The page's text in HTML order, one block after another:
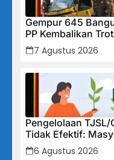
Gempur 645
PP Kembalikan
7 Agustus 2026
Pengelolaan TJSL/
Tidak Efektif:
Penuh dan
6 Agustus 2026